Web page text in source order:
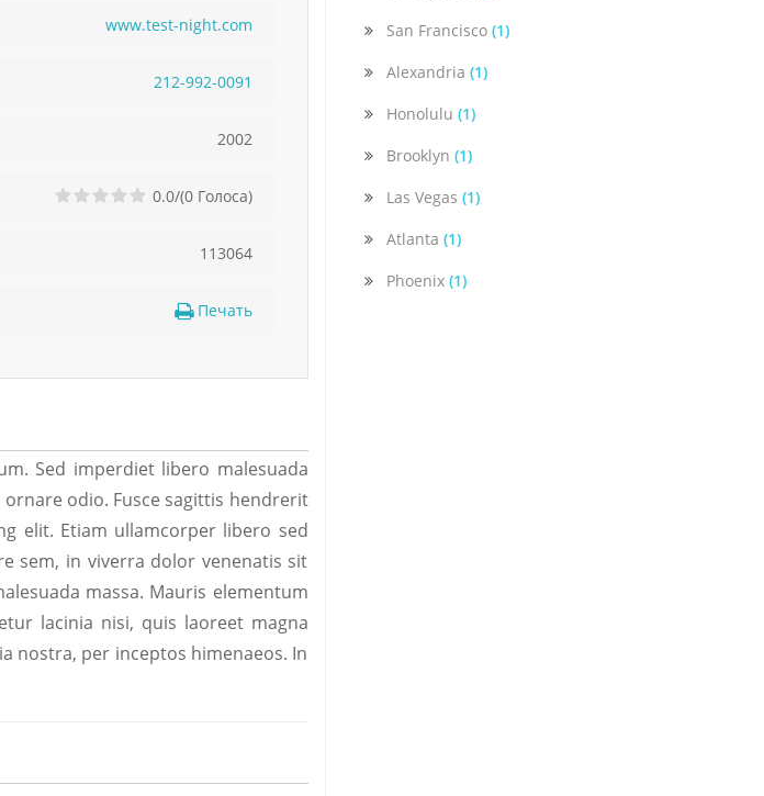
www.test-night.com
212-992-0091
2002
0.0/(0 Голоса)
113064
Печать
Sed imperdiet libero malesuada
odio. Fusce sagittis hendrerit
elit. Etiam ullamcorper libero sed
sem, in viverra dolor venenatis sit
massa. Mauris elementum
lacinia nisi, quis laoreet magna
nostra, per inceptos himenaeos. In
San Francisco (1)
Alexandria (1)
Honolulu (1)
Brooklyn (1)
Las Vegas (1)
Atlanta (1)
Phoenix (1)